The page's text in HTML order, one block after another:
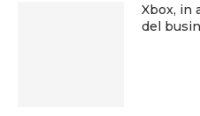
Xbox, in
del